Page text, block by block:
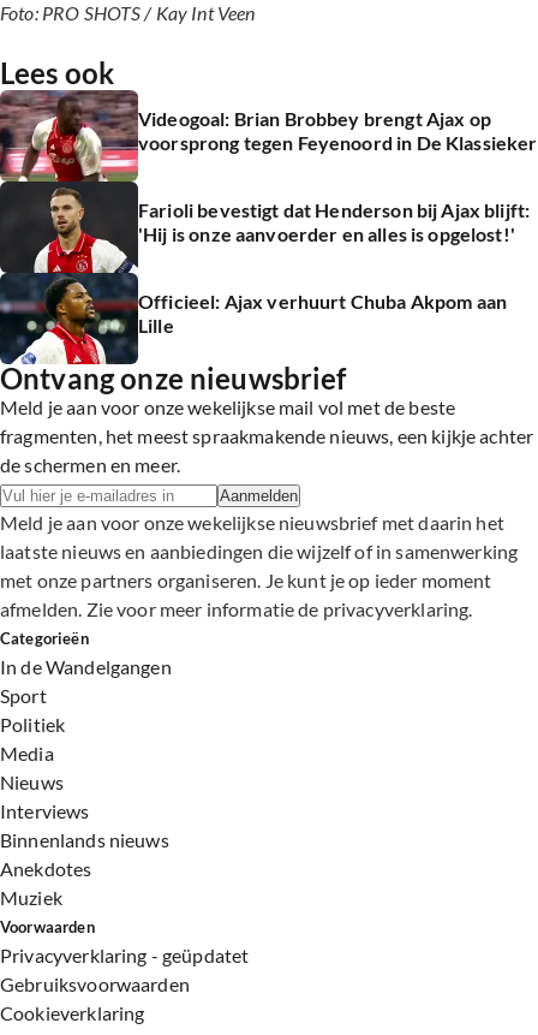
Foto: PRO SHOTS / Kay Int Veen
Lees ook
Videogoal: Brian Brobbey brengt Ajax op
voorsprong tegen Feyenoord in De Klassieker
Farioli bevestigt dat Henderson bij Ajax blijft:
'Hij is onze aanvoerder en alles is opgelost!'
Officieel: Ajax verhuurt Chuba Akpom aan
Lille
Ontvang onze nieuwsbrief
Meld je aan voor onze wekelijkse mail vol met de beste
fragmenten, het meest spraakmakende nieuws, een kijkje achter
de schermen en meer.
Aanmelden
Meld je aan voor onze wekelijkse nieuwsbrief met daarin het
laatste nieuws en aanbiedingen die wijzelf of in samenwerking
met onze partners organiseren. Je kunt je op ieder moment
afmelden. Zie voor meer informatie de privacyverklaring.
Categorieën
In de Wandelgangen
Sport
Politiek
Media
Nieuws
Interviews
Binnenlands nieuws
Anekdotes
Muziek
Voorwaarden
Privacyverklaring - geüpdatet
Gebruiksvoorwaarden
Cookieverklaring